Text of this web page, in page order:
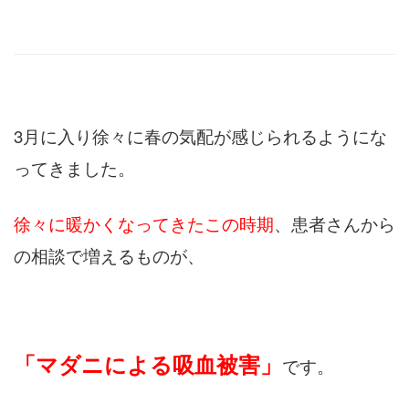
3月に入り徐々に春の気配が感じられるようにな
ってきました。
徐々に暖かくなってきたこの時期、患者さんから
の相談で増えるものが、
「マダニによる吸血被害」 です。